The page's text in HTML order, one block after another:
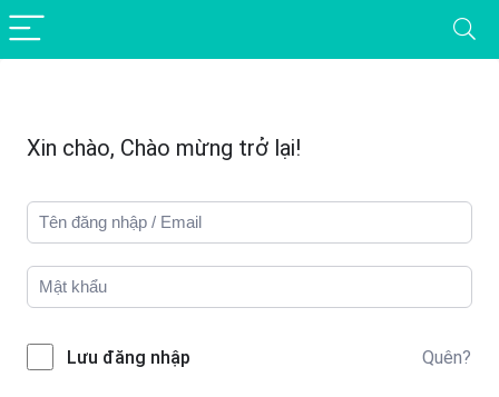
Xin chào, Chào mừng trở lại!
Lưu đăng nhập Quên?